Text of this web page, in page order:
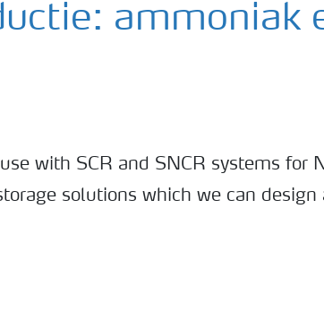
ammoniak
with SCR and SNCR systems for
solutions which we can design